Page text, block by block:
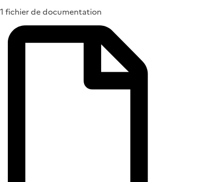
1 fichier de documentation